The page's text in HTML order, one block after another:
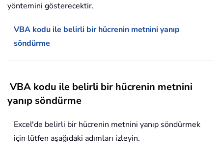
yöntemini gösterecektir.
VBA kodu ile belirli bir hücrenin metnini yanıp
söndürme
VBA kodu ile belirli bir hücrenin metnini
yanıp söndürme
Excel'de belirli bir hücrenin metnini yanıp söndürmek
için lütfen aşağıdaki adımları izleyin.